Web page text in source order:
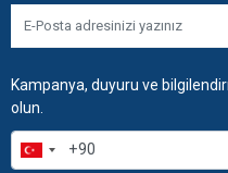
Kampanya, duyuru ve
olun.